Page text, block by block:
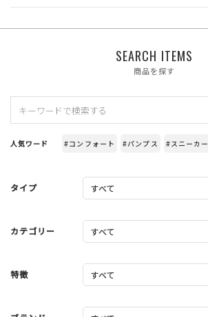
SEARCH ITEMS
商品を探す
人気ワード #コンフォート #パンプス #スニーカー
タイプ
カテゴリー
特徴